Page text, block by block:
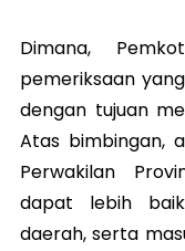
Dimana,
pemeriksaan
dengan tujuan
Atas bimbingan,
Perwakilan
dapat lebih
daerah, serta